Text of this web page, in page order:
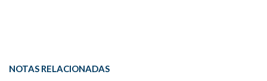
NOTAS RELACIONADAS